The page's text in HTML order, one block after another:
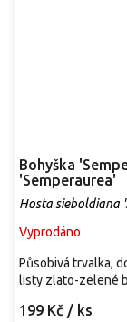
Bohyška
'Semperaurea'
Hosta sieboldiana
Vyprodáno
199 Kč / ks
Působivá trvalka,
listy zlato-zelené